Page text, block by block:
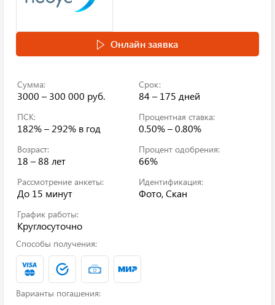
Онлайн заявка
Сумма:
3000 – 300 000 руб.
Срок:
84 – 175 дней
ПСК:
182% – 292% в год
Процентная ставка:
0.50% – 0.80%
Возраст:
18 – 88 лет
Процент одобрения:
66%
Рассмотрение анкеты:
До 15 минут
Идентификация:
Фото, Скан
График работы:
Круглосуточно
Способы получения:
Варианты погашения: